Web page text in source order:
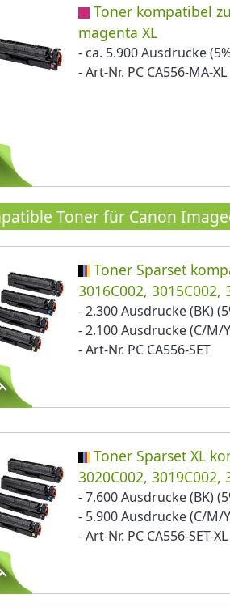
Toner kompatibel
magenta XL
- ca. 5.900 Ausdrucke
- Art-Nr. PC CA556-MA-XL
Toner für Canon
Toner Sparset
3016C002, 3015C002,
- 2.300 Ausdrucke (BK)
- 2.100 Ausdrucke (C/M/
- Art-Nr. PC CA556-SET
Toner Sparset XL
3020C002, 3019C002,
- 7.600 Ausdrucke (BK)
- 5.900 Ausdrucke (C/M/
- Art-Nr. PC CA556-SET-XL